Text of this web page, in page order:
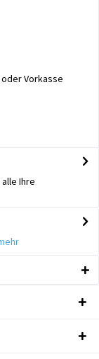
Vorkasse
Ihre